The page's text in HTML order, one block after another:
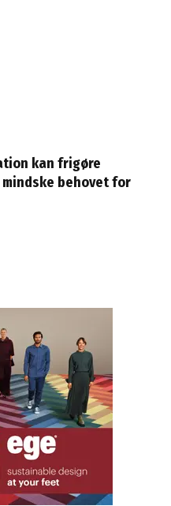
kan frigøre
behovet for